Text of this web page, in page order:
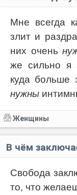
Мне всегда
злит и
них очень
же сильно я
куда больше
нужны
Женщины
В чём
Свобода
то, что